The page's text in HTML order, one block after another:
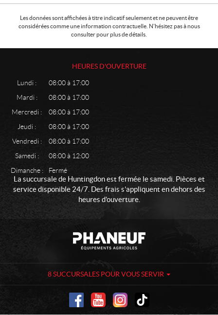
Les données sont affichées à titre indicatif seulement et ne peuvent être
considérées comme une information contractuelle. N'hésitez pas à nous
consulter pour plus de détails.
HEURES D'OUVERTURE
Lundi :
08:00 à 17:00
Mardi :
08:00 à 17:00
Mercredi :
08:00 à 17:00
Jeudi :
08:00 à 17:00
Vendredi :
08:00 à 17:00
Samedi :
08:00 à 12:00
Dimanche :
Fermé
La succursale de Huntingdon est fermée le samedi. Pièces et
service disponible 24/7. Des frais s'appliquent en dehors des
heures d'ouverture.
t
c
n
u
8 SUCCURSALES POUR VOUS SERVIR